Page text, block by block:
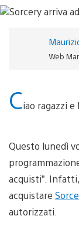
Web
Ciao ragazzi
Questo lunedì
acquisti”.
acquistare
autorizzati.